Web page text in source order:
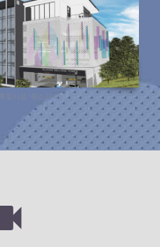
합시설 '룩스타워'